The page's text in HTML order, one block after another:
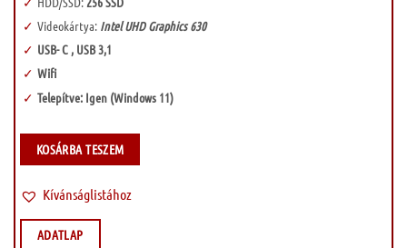
Videokártya: Intel UHD Graphics 630
USB- C , USB 3,1
Wifi
Telepítve: Igen (Windows 11)
KOSÁRBA TESZEM
Kívánságlistához
ADATLAP